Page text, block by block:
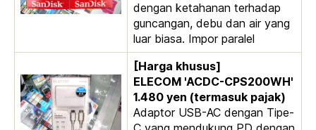
dengan ketahanan terhadap
guncangan, debu dan air yang
luar biasa. Impor paralel
[Harga khusus]
ELECOM 'ACDC-CPS200WH'
1.480 yen (termasuk pajak)
Adaptor USB-AC dengan Tipe-